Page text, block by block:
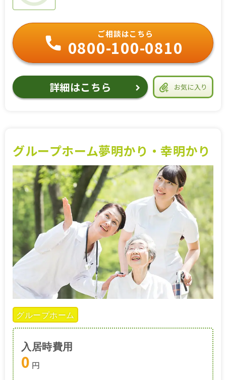
お気に入り
ご相談はこちら
0800-100-0810
詳細はこちら
グループホーム夢明かり・幸明かり
グループホーム
入居時費用
0 円